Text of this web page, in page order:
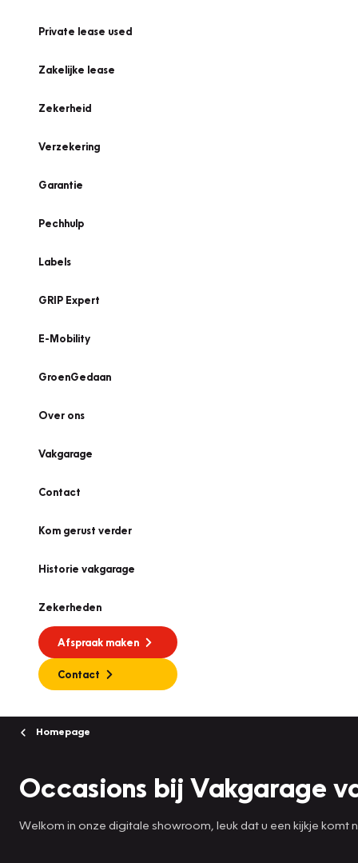
Private lease used
Zakelijke lease
Zekerheid
Verzekering
Garantie
Pechhulp
Labels
GRIP Expert
E-Mobility
GroenGedaan
Over ons
Vakgarage
Contact
Kom gerust verder
Historie vakgarage
Zekerheden
Afspraak maken
Contact
Homepage
Occasions bij Vakgarage
Welkom in onze digitale showroom, leuk dat u een kijkje komt